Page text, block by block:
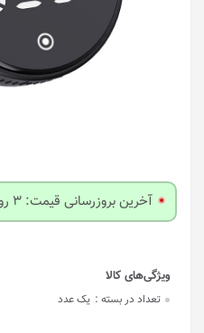
آخرین بروزرسانی قیمت: 3 روز پیش
تعداد در بسته : یک عدد